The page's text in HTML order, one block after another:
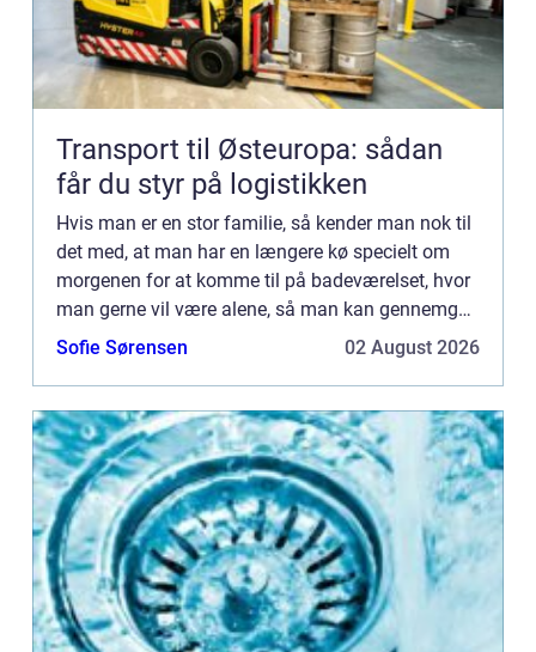
Transport til Østeuropa: sådan
får du styr på logistikken
Hvis man er en stor familie, så kender man nok til
det med, at man har en længere kø specielt om
morgenen for at komme til på badeværelset, hvor
man gerne vil være alene, så man kan gennemgå
ens sædvanlige morgenrutine. Man er bare ikke
Sofie Sørensen 02 August 2026